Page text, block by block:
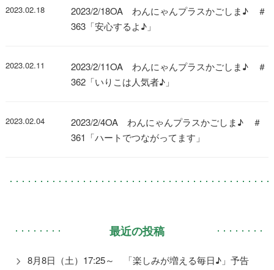
2023.02.18
2023/2/18OA わんにゃんプラスかごしま♪ ＃
363「安心するよ♪」
2023.02.11
2023/2/11OA わんにゃんプラスかごしま♪ ＃
362「いりこは人気者♪」
2023.02.04
2023/2/4OA わんにゃんプラスかごしま♪ ＃
361「ハートでつながってます」
最近の投稿
8月8日（土）17:25～ 「楽しみが増える毎日♪」予告